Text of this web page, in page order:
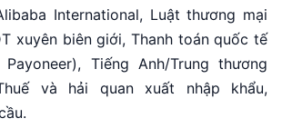
International, Luật thương mại
xuyên biên giới, Thanh toán quốc tế
Payoneer), Tiếng Anh/Trung thương
và hải quan xuất nhập khẩu,